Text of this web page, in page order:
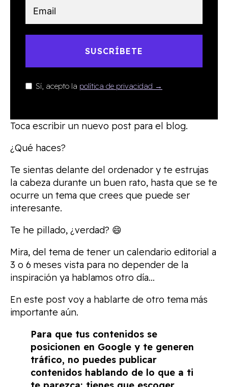
SUSCRÍBETE
Sí, acepto la política de privacidad →
Toca escribir un nuevo post para el blog.
¿Qué haces?
Te sientas delante del ordenador y te estrujas
la cabeza durante un buen rato, hasta que se te
ocurre un tema que crees que puede ser
interesante.
Te he pillado, ¿verdad? 😄
Mira, del tema de tener un calendario editorial a
3 o 6 meses vista para no depender de la
inspiración ya hablamos otro día…
En este post voy a hablarte de otro tema más
importante aún.
Para que tus contenidos se
posicionen en Google y te generen
tráfico, no puedes publicar
contenidos hablando de lo que a ti